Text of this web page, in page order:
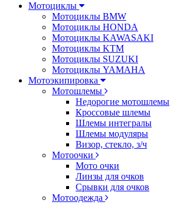
Мотоциклы
Мотоциклы BMW
Мотоциклы HONDA
Мотоциклы KAWASAKI
Мотоциклы KTM
Мотоциклы SUZUKI
Мотоциклы YAMAHA
Мотоэкипировка
Мотошлемы
Недорогие мотошлемы
Кроссовые шлемы
Шлемы интегралы
Шлемы модуляры
Визор, стекло, з/ч
Мотоочки
Мото очки
Линзы для очков
Срывки для очков
Мотоодежда